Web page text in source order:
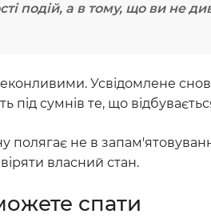
подій, а в тому, що ви не
Усвідомлене
під сумнів те, що
не в
власний стан.
спати